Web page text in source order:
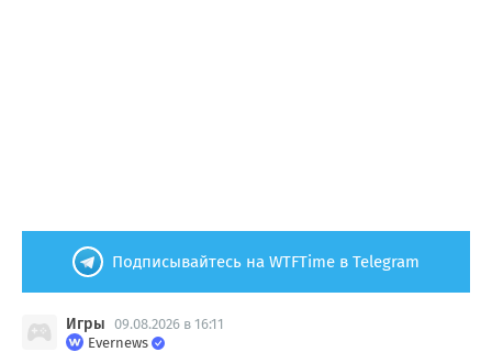
Подписывайтесь на WTFTime в Telegram
Игры 09.08.2026 в 16:11
Evernews